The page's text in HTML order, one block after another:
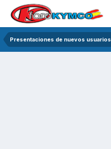
Presentaciones de nuevos usuarios